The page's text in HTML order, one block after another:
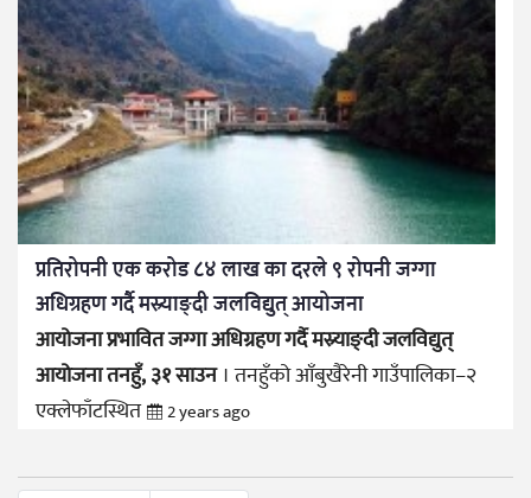
प्रतिरोपनी एक करोड ८४ लाख का दरले ९ रोपनी जग्गा
अधिग्रहण गर्दै मस्र्याङ्दी जलविद्युत् आयोजना
आयोजना प्रभावित जग्गा अधिग्रहण गर्दै मस्र्याङ्दी जलविद्युत्
आयोजनातनहुँ, ३१ साउन। तनहुँको आँबुखैरेनी गाउँपालिका–२
एक्लेफाँटस्थित
2 years ago